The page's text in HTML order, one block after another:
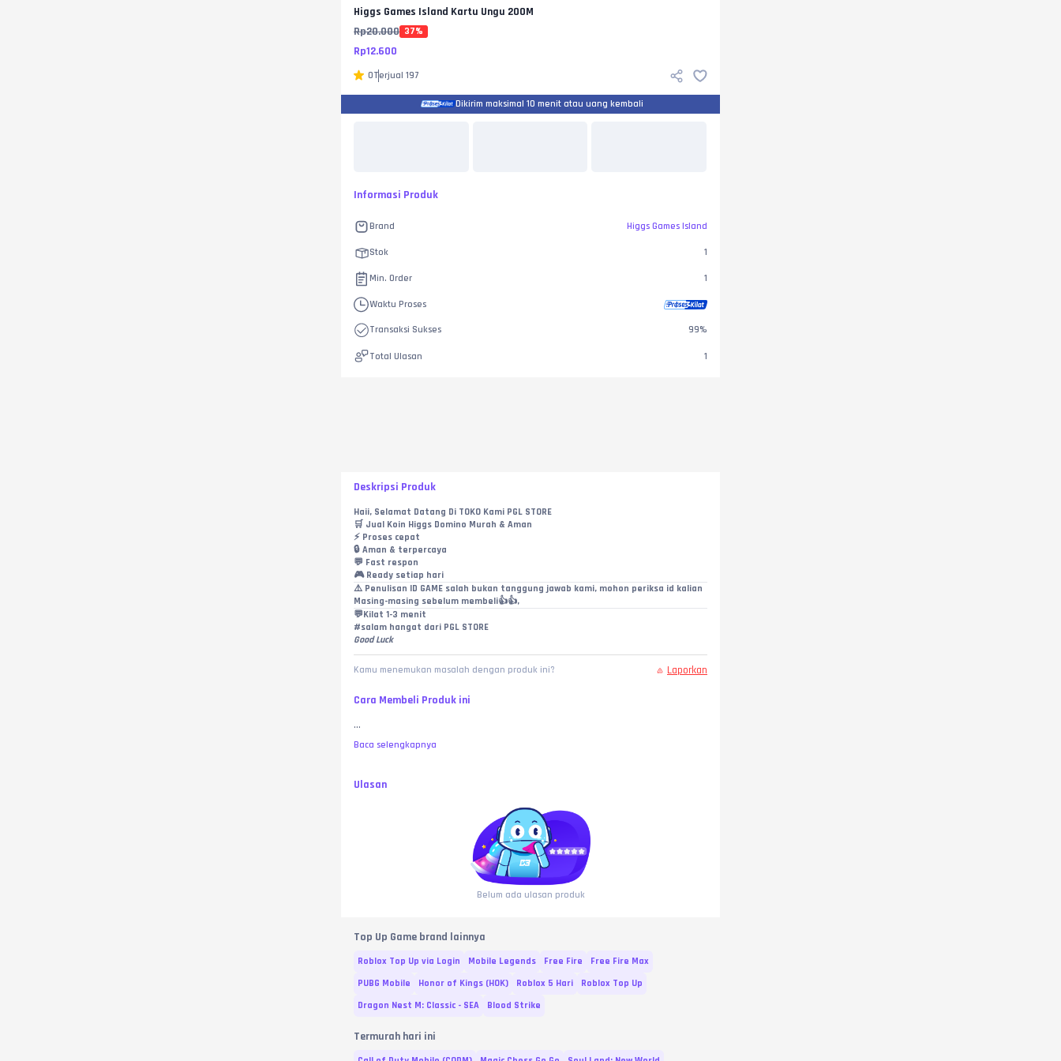
Higgs Games Island Kartu Ungu 200M
Rp20.000 37%
Rp12.600
0Terjual 197
Dikirim maksimal 10 menit atau uang kembali
Informasi Produk
Brand Higgs Games Island
Stok 1
Min. Order 1
Waktu Proses
Transaksi Sukses 99%
Total Ulasan 1
Deskripsi Produk
Haii, Selamat Datang Di TOKO Kami PGL STORE
🛒 Jual Koin Higgs Domino Murah & Aman
⚡ Proses cepat
🔒 Aman & terpercaya
💬 Fast respon
🎮 Ready setiap hari
⚠️ Penulisan ID GAME salah bukan tanggung jawab kami, mohon periksa id kalian
Masing-masing sebelum membeli👍👍,
💬Kilat 1-3 menit
#salam hangat dari PGL STORE
Good Luck
Kamu menemukan masalah dengan produk ini? Laporkan
Cara Membeli Produk ini
...
Baca selengkapnya
Ulasan
Belum ada ulasan produk
Top Up Game brand lainnya
Roblox Top Up via Login Mobile Legends Free Fire
Free Fire Max
PUBG Mobile
Honor of Kings (HOK) Roblox 5 Hari
Roblox Top Up
Dragon Nest M: Classic - SEA
Blood Strike
Termurah hari ini